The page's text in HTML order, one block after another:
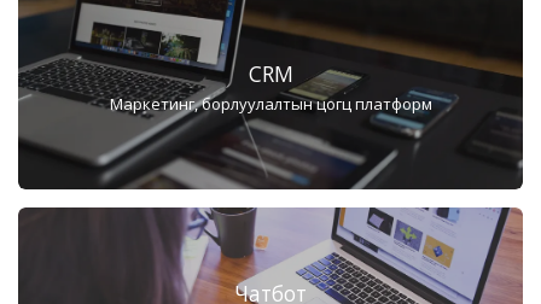
CRM
Маркетинг, борлуулалтын цогц платформ
Чатбот